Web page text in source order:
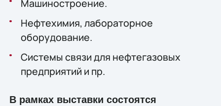
Машиностроение.
Нефтехимия, лабораторное
оборудование.
Системы связи для нефтегазовых
предприятий и пр.
В рамках выставки состоятся